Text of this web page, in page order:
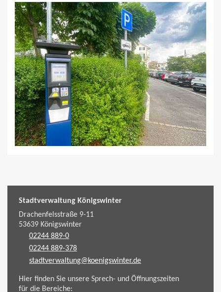
Stadtverwaltung Königswinter
Drachenfelsstraße 9-11
53639Königswinter
02244 889-0
02244 889-378
stadtverwaltung@koenigswinter.de
Hier finden Sie unsere Sprech- und Öffnungszeiten
für die Bereiche: